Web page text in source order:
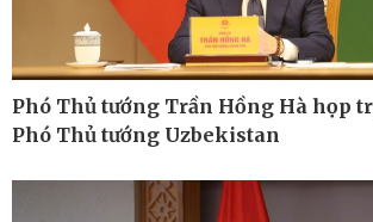
eSports
Hậu trường
Phó Thủ tướng Trần Hồng Hà họp
Phó Thủ tướng Uzbekistan